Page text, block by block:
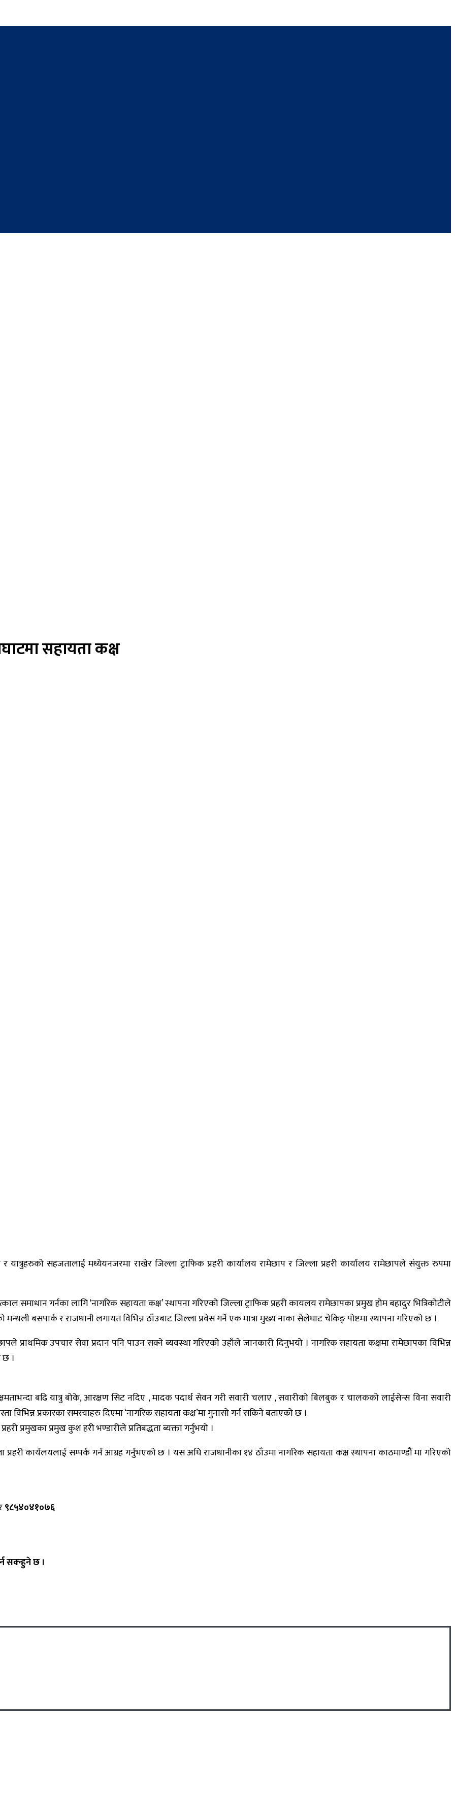
सहायता कक्ष
सहजतालाई मध्येयनजरमा राखेर जिल्ला ट्राफिक प्रहरी कार्यालय रामेछाप र जिल्ला प्रहरी कार्यालय रामेछापले संयुक्त रुपमा
गर्नका लागि ‘नागरिक सहायता कक्ष’ स्थापना गरिएको जिल्ला ट्राफिक प्रहरी कायलय रामेछापका प्रमुख होम बहादुर भित्रिकोटीले
बसपार्क र राजधानी लगायत विभिन्न ठाँउबाट जिल्ला प्रवेस गर्ने एक मात्रा मुख्य नाका सेलेघाट चेकिङ् पोष्टमा स्थापना गरिएको छ ।
प्राथमिक उपचार सेवा प्रदान पनि पाउन सक्ने ब्यवस्था गरिएको उहाँले जानकारी दिनुभयो । नागरिक सहायता कक्षमा रामेछापका विभिन्न
छ ।
बढि यात्रु बोके, आरक्षण सिट नदिए , मादक पदार्थ सेवन गरी सवारी चलाए , सवारीको बिलबुक र चालकको लाईसेन्स विना सवारी
विभिन्न प्रकारका समस्याहरु दिएमा ‘नागरिक सहायता कक्ष’मा गुनासो गर्न सकिने बताएको छ ।
प्रमुखका प्रमुख कुश हरी भण्डारीले प्रतिबद्धता ब्यक्ता गर्नुभयो ।
प्रहरी कार्यलयलाई सम्पर्क गर्न आग्रह गर्नुभएको छ । यस अघि राजधानीका १४ ठाँउमा नागरिक सहायता कक्ष स्थापना काठमाण्डौं मा गरिएको
९८५४०४१०७६
सक्न्हुने छ ।